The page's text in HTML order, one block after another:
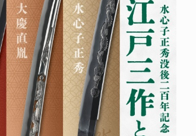
CONTACT お問合せ
POLICY COMPANY